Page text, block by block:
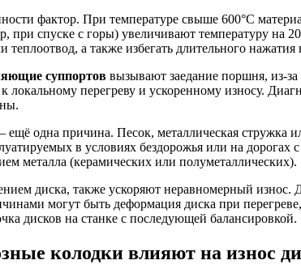
фактор. При температуре свыше 600°C
при спуске с горы) увеличивают температуру на
а также избегать длительного нажатия
суппортов вызывают заедание поршня, из-
локальному перегреву и ускоренному износу.
ещё одна причина. Песок, металлическая
в условиях бездорожья или на
металла (керамических или полуметаллических).
диска, также ускоряют неравномерный износ.
могут быть деформация диска при
дисков на станке с последующей балансировкой.
колодки влияют на износ